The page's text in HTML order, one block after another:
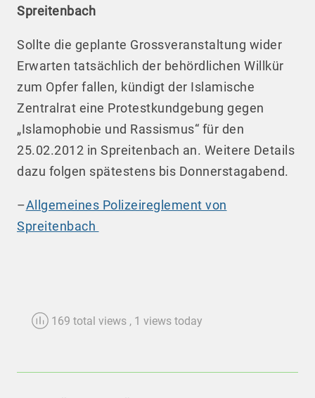
Spreitenbach
Sollte die geplante Grossveranstaltung wider
Erwarten tatsächlich der behördlichen Willkür
zum Opfer fallen, kündigt der Islamische
Zentralrat eine Protestkundgebung gegen
„Islamophobie und Rassismus“ für den
25.02.2012 in Spreitenbach an. Weitere Details
dazu folgen spätestens bis Donnerstagabend.
–Allgemeines Polizeireglement von
Spreitenbach
169 total views , 1 views today